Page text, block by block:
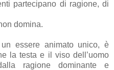
partecipano di ragione, di
domina.
essere animato unico, è
la testa e il viso dell’uomo
ragione dominante e